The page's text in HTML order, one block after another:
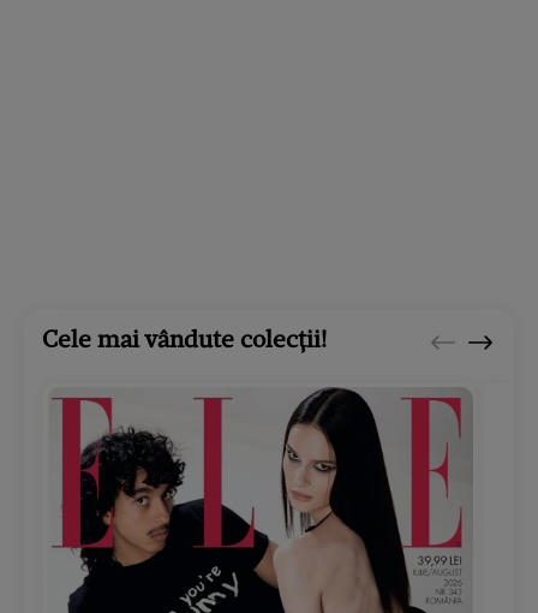
Cele mai vândute colecții!